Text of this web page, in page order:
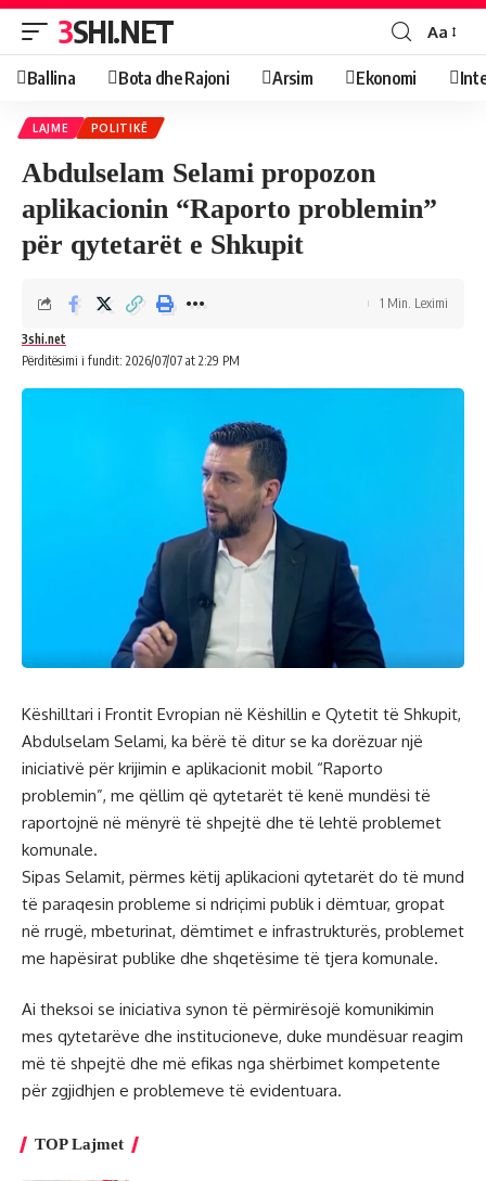
3SHI.NET Aa
Ballina Bota dhe Rajoni Arsim Ekonomi
LAJME POLITIKË
Abdulselam Selami propozon
aplikacionin “Raporto problemin”
për qytetarët e Shkupit
Përditësimi i fundit: 2026/07/07 at 2:29 PM
3shi.net
1 Min. Leximi
Këshilltari i Frontit Evropian në Këshillin e Qytetit të Shkupit,
Abdulselam Selami, ka bërë të ditur se ka dorëzuar një
iniciativë për krijimin e aplikacionit mobil “Raporto
problemin”, me qëllim që qytetarët të kenë mundësi të
raportojnë në mënyrë të shpejtë dhe të lehtë problemet
komunale.
Sipas Selamit, përmes këtij aplikacioni qytetarët do të mund
të paraqesin probleme si ndriçimi publik i dëmtuar, gropat
në rrugë, mbeturinat, dëmtimet e infrastrukturës, problemet
me hapësirat publike dhe shqetësime të tjera komunale.
Ai theksoi se iniciativa synon të përmirësojë komunikimin
mes qytetarëve dhe institucioneve, duke mundësuar reagim
më të shpejtë dhe më efikas nga shërbimet kompetente
për zgjidhjen e problemeve të evidentuara.
TOP Lajmet